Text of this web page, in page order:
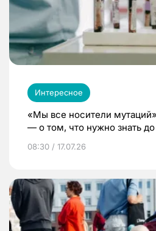
Интересное
«Мы все носители
— о том, что нужно знать
08:30 / 17.07.26